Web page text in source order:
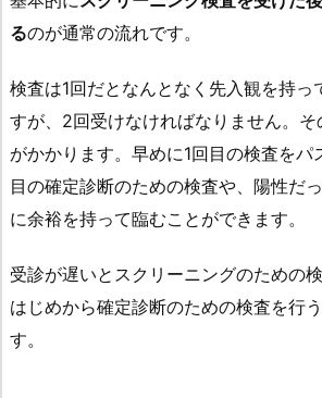
るのが通常の流れです。
検査は1回だとなんとなく先入観を持っ
すが、2回受けなければなりません。
がかかります。早めに1回目の検査をパ
目の確定診断のための検査や、陽性だ
に余裕を持って臨むことができます。
受診が遅いとスクリーニングのための
はじめから確定診断のための検査を行
す。